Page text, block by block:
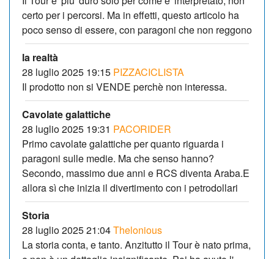
certo per i percorsi. Ma in effetti, questo articolo ha
poco senso di essere, con paragoni che non reggono
la realtà
28 luglio 2025 19:15 PIZZACICLISTA
Il prodotto non si VENDE perchè non interessa.
Cavolate galattiche
28 luglio 2025 19:31 PACORIDER
Primo cavolate galattiche per quanto riguarda i
paragoni sulle medie. Ma che senso hanno?
Secondo, massimo due anni e RCS diventa Araba.E
allora sì che inizia il divertimento con i petrodollari
Storia
28 luglio 2025 21:04Thelonious
La storia conta, e tanto. Anzitutto il Tour è nato prima,